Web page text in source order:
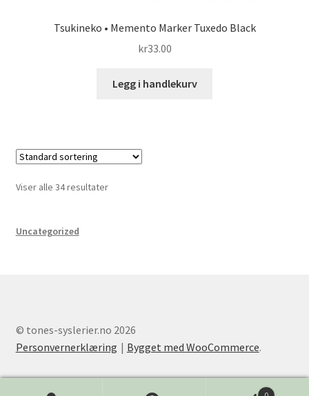
Tsukineko • Memento Marker Tuxedo Black
kr33.00
Legg i handlekurv
Viser alle 34 resultater
Uncategorized
© tones-syslerier.no 2026
Personvernerklæring
Bygget med WooCommerce.